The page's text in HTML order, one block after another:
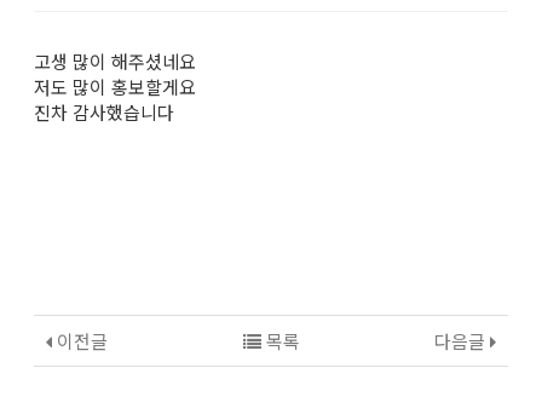
본문
고생 많이 해주셨네요
저도 많이 홍보할게요
진차 감사했습니다
이전글 다음글
목록